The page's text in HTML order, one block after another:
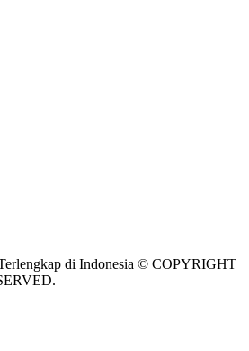
di Indonesia © COPYRIGHT